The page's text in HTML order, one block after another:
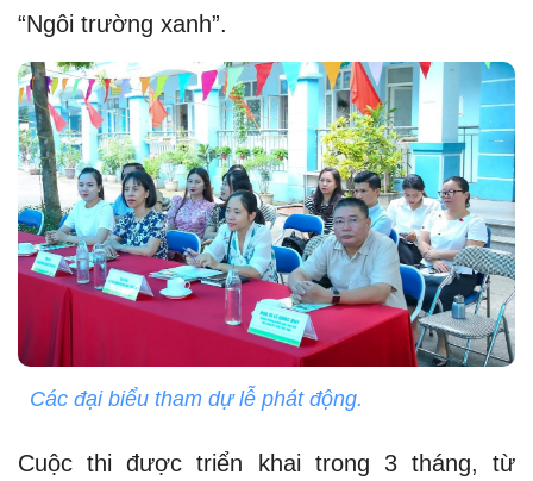
“Ngôi trường xanh”.
Các đại biểu tham dự lễ phát động.
Cuộc thi được triển khai trong 3 tháng, từ